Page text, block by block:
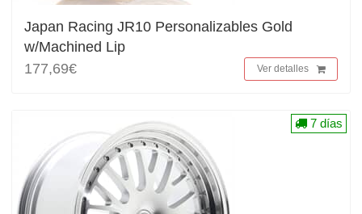
Japan Racing JR10 Personalizables Gold
w/Machined Lip
177,69€
Ver detalles
7 días